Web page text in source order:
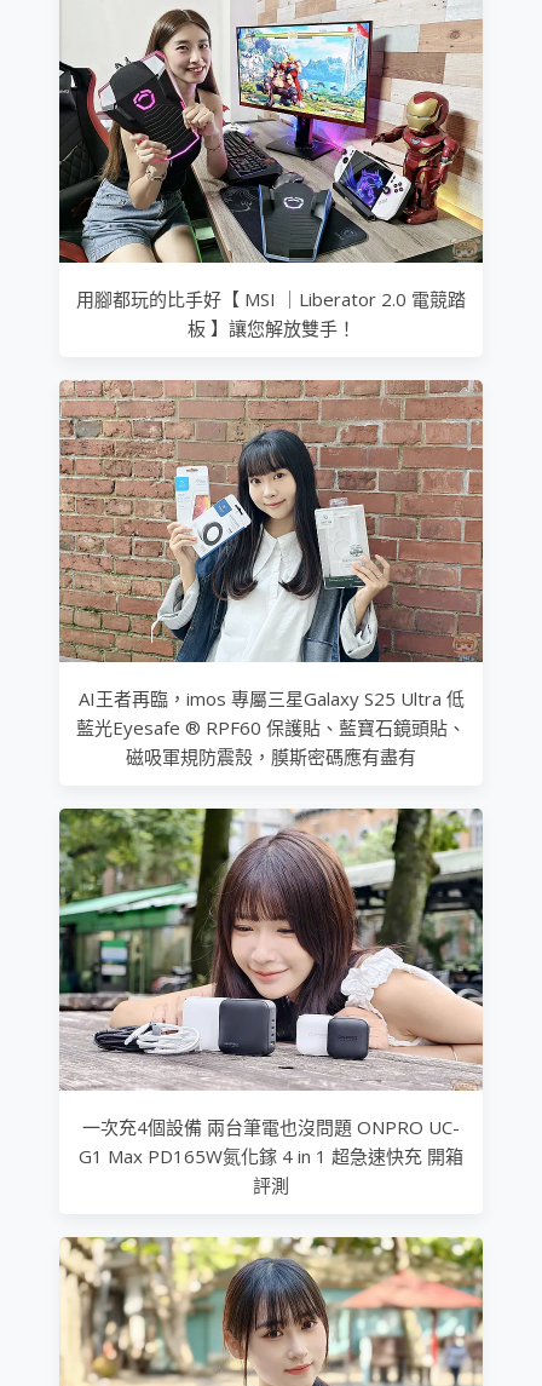
用腳都玩的比手好【 MSI ｜Liberator 2.0 電競踏
板 】讓您解放雙手！
AI王者再臨，imos 專屬三星Galaxy S25 Ultra 低
藍光Eyesafe ® RPF60 保護貼、藍寶石鏡頭貼、
磁吸軍規防震殼，膜斯密碼應有盡有
一次充4個設備 兩台筆電也沒問題 ONPRO UC-
G1 Max PD165W氮化鎵 4 in 1 超急速快充 開箱
評測